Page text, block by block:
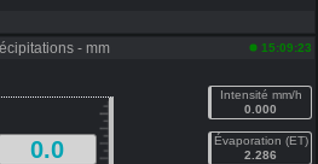
- mm 15:09:23
0.0
Intensité mm/h
0.000
Évaporation (ET)
2.286